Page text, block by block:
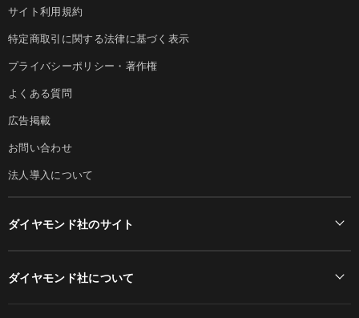
サイト利用規約
特定商取引に関する法律に基づく表示
プライバシーポリシー・著作権
よくある質問
広告掲載
お問い合わせ
法人導入について
ダイヤモンド社のサイト
ダイヤモンド社について